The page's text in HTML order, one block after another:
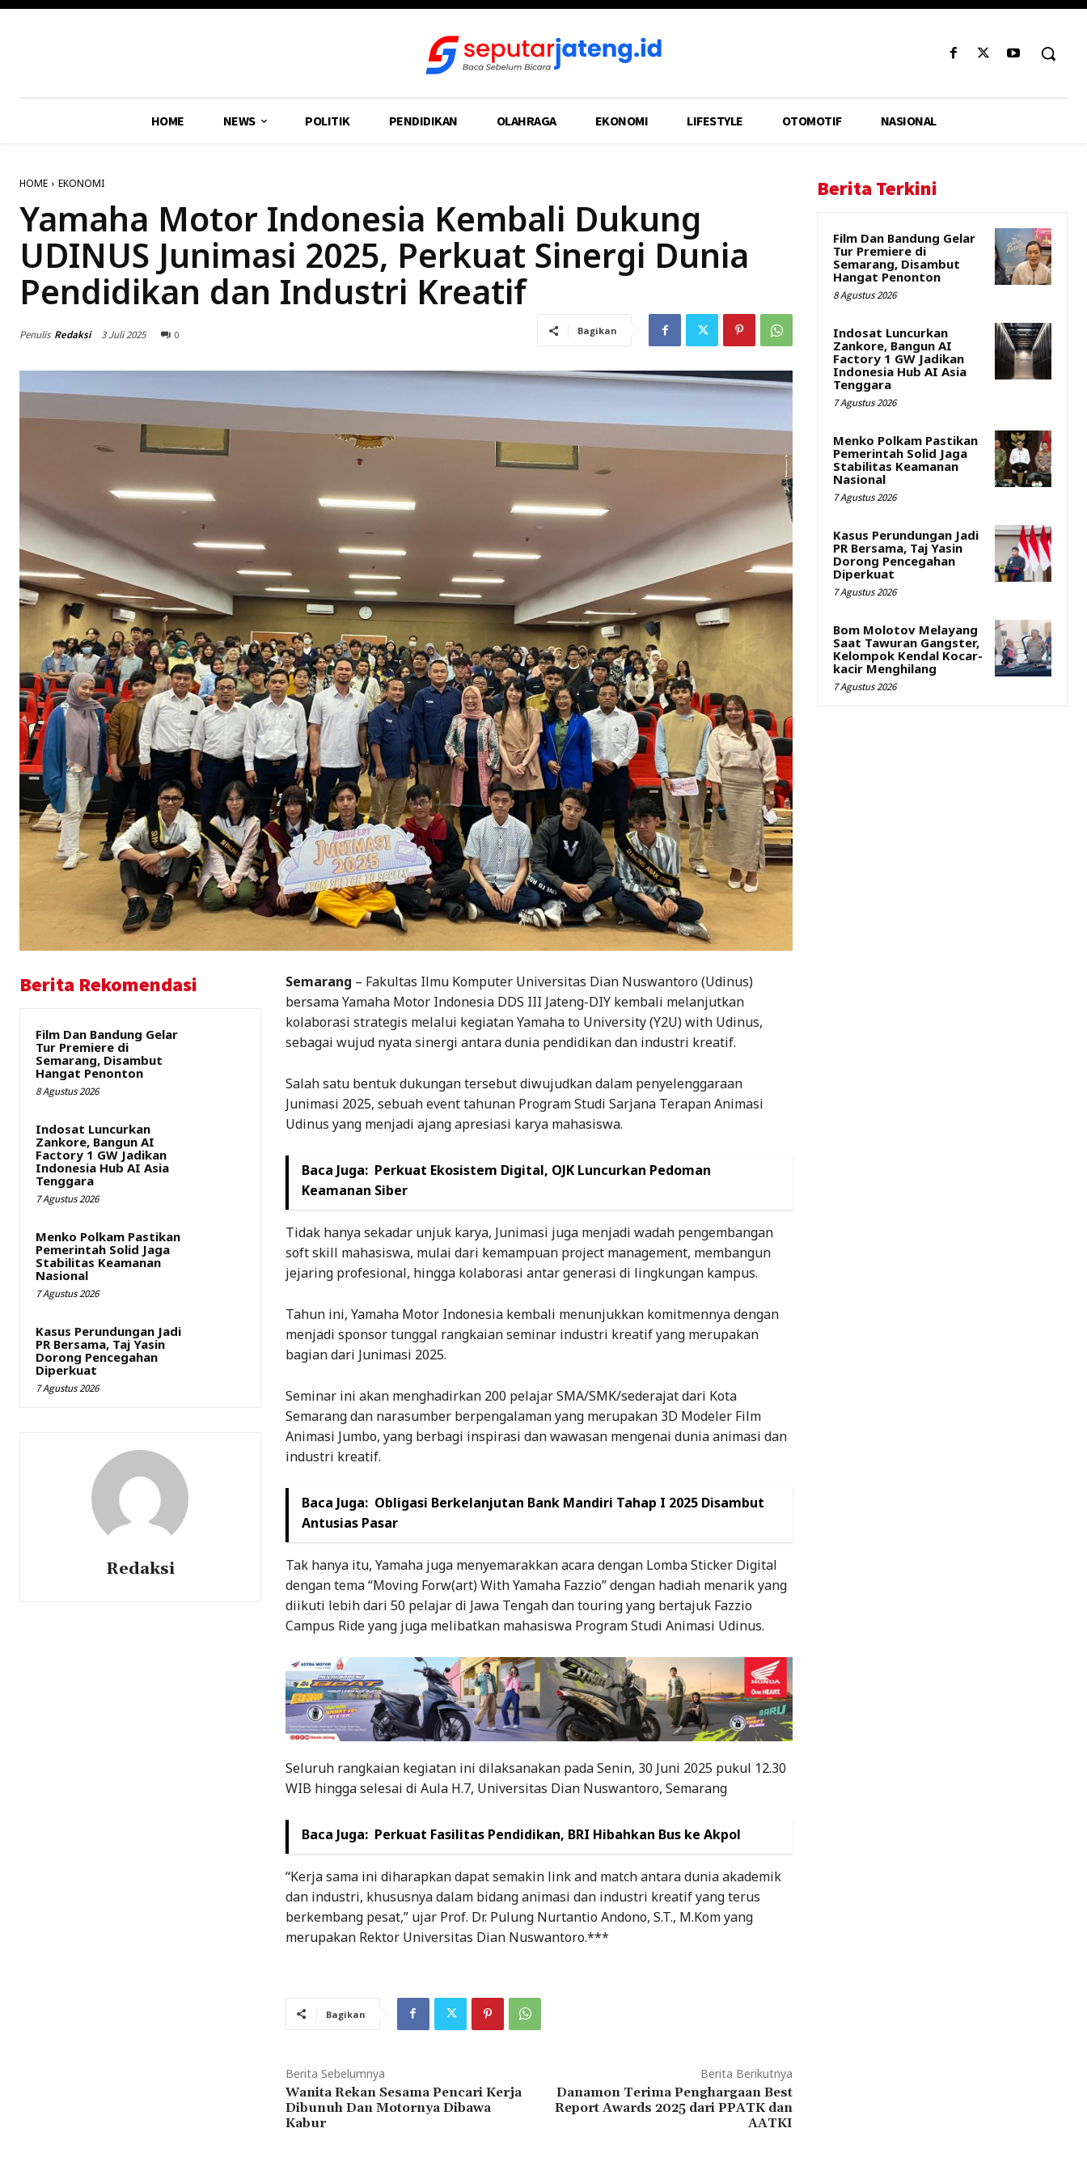
HOME NEWS POLITIK PENDIDIKAN OLAHRAGA EKONOMI LIFESTYLE OTOMOTIF NASIONAL
HOME EKONOMI
Yamaha Motor Indonesia Kembali Dukung
UDINUS Junimasi 2025, Perkuat Sinergi Dunia
Pendidikan dan Industri Kreatif
Penulis Redaksi 3 Juli 2025 0 Bagikan
Berita Rekomendasi
Film Dan Bandung Gelar
Tur Premiere di
Semarang, Disambut
Hangat Penonton
8 Agustus 2026
Indosat Luncurkan
Zankore, Bangun AI
Factory 1 GW Jadikan
Indonesia Hub AI Asia
Tenggara
7 Agustus 2026
Menko Polkam Pastikan
Pemerintah Solid Jaga
Stabilitas Keamanan
Nasional
7 Agustus 2026
Kasus Perundungan Jadi
PR Bersama, Taj Yasin
Dorong Pencegahan
Diperkuat
7 Agustus 2026
Redaksi
Semarang – Fakultas Ilmu Komputer Universitas Dian Nuswantoro (Udinus)
bersama Yamaha Motor Indonesia DDS III Jateng-DIY kembali melanjutkan
kolaborasi strategis melalui kegiatan Yamaha to University (Y2U) with Udinus,
sebagai wujud nyata sinergi antara dunia pendidikan dan industri kreatif.
Salah satu bentuk dukungan tersebut diwujudkan dalam penyelenggaraan
Junimasi 2025, sebuah event tahunan Program Studi Sarjana Terapan Animasi
Udinus yang menjadi ajang apresiasi karya mahasiswa.
Baca Juga: Perkuat Ekosistem Digital, OJK Luncurkan Pedoman
Keamanan Siber
Tidak hanya sekadar unjuk karya, Junimasi juga menjadi wadah pengembangan
soft skill mahasiswa, mulai dari kemampuan project management, membangun
jejaring profesional, hingga kolaborasi antar generasi di lingkungan kampus.
Tahun ini, Yamaha Motor Indonesia kembali menunjukkan komitmennya dengan
menjadi sponsor tunggal rangkaian seminar industri kreatif yang merupakan
bagian dari Junimasi 2025.
Seminar ini akan menghadirkan 200 pelajar SMA/SMK/sederajat dari Kota
Semarang dan narasumber berpengalaman yang merupakan 3D Modeler Film
Animasi Jumbo, yang berbagi inspirasi dan wawasan mengenai dunia animasi dan
industri kreatif.
Baca Juga: Obligasi Berkelanjutan Bank Mandiri Tahap I 2025 Disambut
Antusias Pasar
Tak hanya itu, Yamaha juga menyemarakkan acara dengan Lomba Sticker Digital
dengan tema “Moving Forw(art) With Yamaha Fazzio” dengan hadiah menarik yang
diikuti lebih dari 50 pelajar di Jawa Tengah dan touring yang bertajuk Fazzio
Campus Ride yang juga melibatkan mahasiswa Program Studi Animasi Udinus.
Seluruh rangkaian kegiatan ini dilaksanakan pada Senin, 30 Juni 2025 pukul 12.30
WIB hingga selesai di Aula H.7, Universitas Dian Nuswantoro, Semarang
Baca Juga: Perkuat Fasilitas Pendidikan, BRI Hibahkan Bus ke Akpol
“Kerja sama ini diharapkan dapat semakin link and match antara dunia akademik
dan industri, khususnya dalam bidang animasi dan industri kreatif yang terus
berkembang pesat,” ujar Prof. Dr. Pulung Nurtantio Andono, S.T., M.Kom yang
merupakan Rektor Universitas Dian Nuswantoro.***
Bagikan
Berita Sebelumnya
Wanita Rekan Sesama Pencari Kerja
Dibunuh Dan Motornya Dibawa
Kabur
Berita Berikutnya
Danamon Terima Penghargaan Best
Report Awards 2025 dari PPATK dan
AATKI
Berita Terkini
Film Dan Bandung Gelar
Tur Premiere di
Semarang, Disambut
Hangat Penonton
8 Agustus 2026
Indosat Luncurkan
Zankore, Bangun AI
Factory 1 GW Jadikan
Indonesia Hub AI Asia
Tenggara
7 Agustus 2026
Menko Polkam Pastikan
Pemerintah Solid Jaga
Stabilitas Keamanan
Nasional
7 Agustus 2026
Kasus Perundungan Jadi
PR Bersama, Taj Yasin
Dorong Pencegahan
Diperkuat
7 Agustus 2026
Bom Molotov Melayang
Saat Tawuran Gangster,
Kelompok Kendal Kocar-
kacir Menghilang
7 Agustus 2026